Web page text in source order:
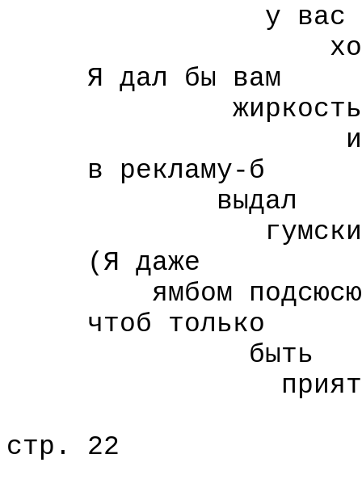
у вас
хороший
Я дал бы вам
жиркость
и
в рекламу-б
выдал
гумских
(Я даже
ямбом
чтоб только
быть
приятней
стр. 22